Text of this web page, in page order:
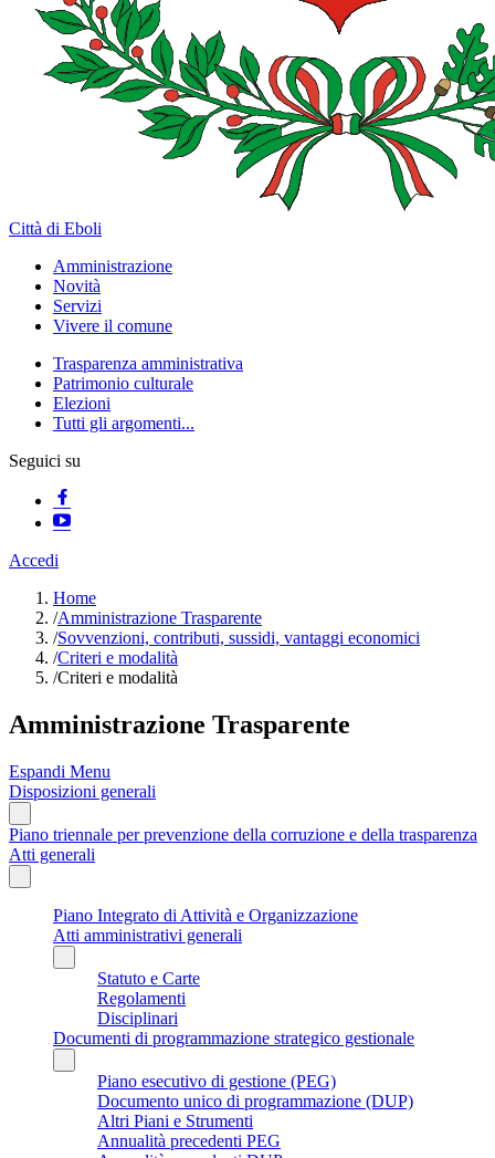
Città di Eboli
Amministrazione
Novità
Servizi
Vivere il comune
Trasparenza amministrativa
Patrimonio culturale
Elezioni
Tutti gli argomenti...
Seguici su
Accedi
Home
/Amministrazione Trasparente
/Sovvenzioni, contributi, sussidi, vantaggi economici
/Criteri e modalità
/Criteri e modalità
Amministrazione Trasparente
Espandi Menu
Disposizioni generali
Piano triennale per prevenzione della corruzione e della trasparenza
Atti generali
Piano Integrato di Attività e Organizzazione
Atti amministrativi generali
Statuto e Carte
Regolamenti
Disciplinari
Documenti di programmazione strategico gestionale
Piano esecutivo di gestione (PEG)
Documento unico di programmazione (DUP)
Altri Piani e Strumenti
Annualità precedenti PEG